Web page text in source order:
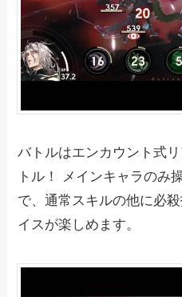
バトルはエンカウント式
トル！ メインキャラのみ
で、通常スキルの他に必
イスが楽しめます。